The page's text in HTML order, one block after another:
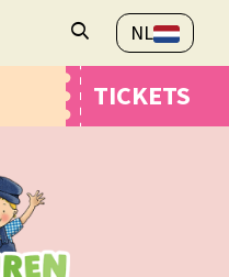
NL
TICKETS